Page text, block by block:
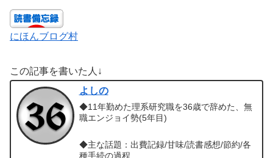
にほんブログ村
この記事を書いた人↓
よしの
◆11年勤めた理系研究職を36歳で辞めた、無
職エンジョイ勢(5年目)
◆主な話題：出費記録/甘味/読書感想/節約/各
種手続の過程